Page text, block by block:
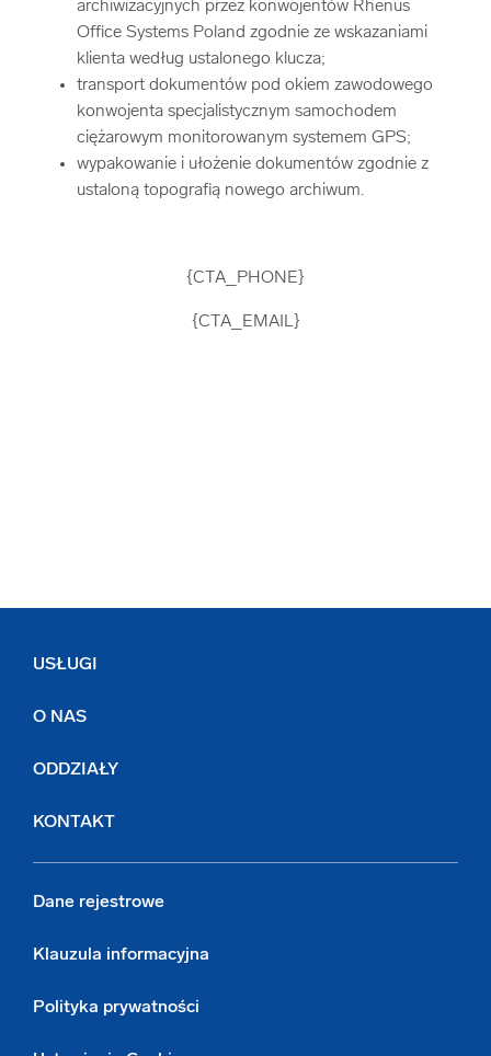
archiwizacyjnych przez konwojentów Rhenus
Office Systems Poland zgodnie ze wskazaniami
klienta według ustalonego klucza;
transport dokumentów pod okiem zawodowego
konwojenta specjalistycznym samochodem
ciężarowym monitorowanym systemem GPS;
wypakowanie i ułożenie dokumentów zgodnie z
ustaloną topografią nowego archiwum.
{CTA_PHONE}
{CTA_EMAIL}
USŁUGI
O NAS
ODDZIAŁY
KONTAKT
Dane rejestrowe
Klauzula informacyjna
Polityka prywatności